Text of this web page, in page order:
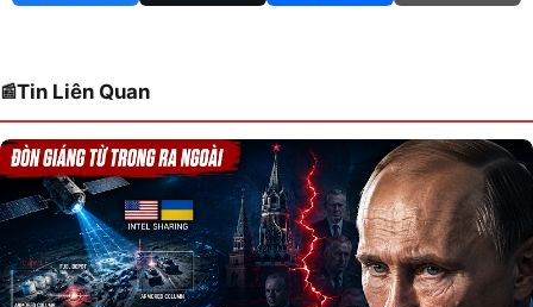
Tin Liên Quan